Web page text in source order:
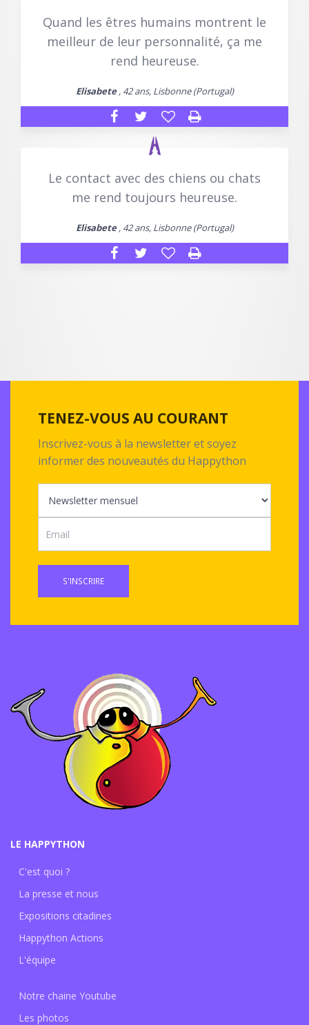
Quand les êtres humains montrent le
meilleur de leur personnalité, ça me
rend heureuse.
Elisabete, 42 ans, Lisbonne (Portugal)
Le contact avec des chiens ou chats
me rend toujours heureuse.
Elisabete, 42 ans, Lisbonne (Portugal)
TENEZ-VOUS AU COURANT
Inscrivez-vous à la newsletter et soyez
informer des nouveautés du Happython
S'INSCRIRE
LE HAPPYTHON
C'est quoi ?
La presse et nous
Expositions citadines
Happython Actions
L'équipe
Notre chaine Youtube
Les photos